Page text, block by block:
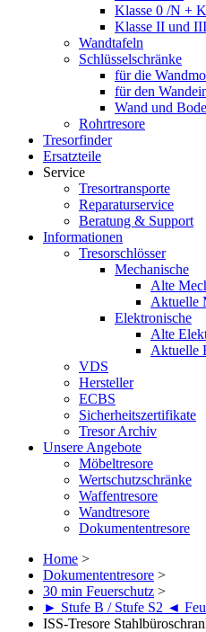
Klasse 0 /N +
Klasse II und III
Wandtafeln
Schlüsselschränke
für die
für den
Wand und
Rohrtresore
Tresorfinder
Ersatzteile
Service
Tresortransporte
Reparaturservice
Beratung & Support
Informationen
Tresorschlösser
Mechanische
Alte
Aktuelle
Elektronische
Alte
Aktuelle
VDS
Hersteller
ECBS
Sicherheitszertifikate
Tresor Archiv
Unsere Angebote
Möbeltresore
Wertschutzschränke
Waffentresore
Wandtresore
Dokumententresore
Home >
Dokumententresore >
30 min Feuerschutz >
► Stufe B / Stufe S2 ◄
ISS-Tresore